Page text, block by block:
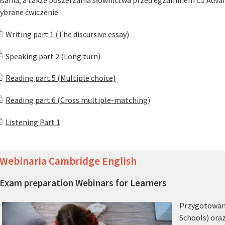
ćwiczenie.
Writing part 1 (The discursive essay)
Speaking part 2 (Long turn)
Reading part 5 (Multiple choice)
Reading part 6 (Cross multiple-matching)
Listening Part 1
Webinaria Cambridge English
Exam preparation Webinars for Learners
Schools)